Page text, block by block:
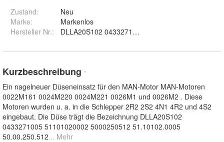
Zustand:
Neu
Marke:
Markenlos
Hersteller Nr.:
DLLA20S102 0433271005 51101020002 5
Kurzbeschreibung *
Ein nagelneuer Düseneinsatz für den MAN-Motor MAN-Motoren
0022M161 0024M220 0024M221 0026M1 und 0026M2 . Diese
Motoren wurden u. a. in die Schlepper 2R2 2S2 4N1 4R2 und 4S2
eingebaut. Die Düse trägt die Bezeichnung DLLA20S102
0433271005 51101020002 5000250512 51.10102.0005
50.00.250.512... Mehr